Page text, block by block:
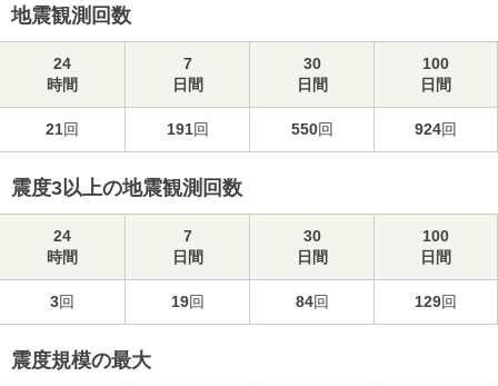
地震観測回数
24
時間
7
日間
30
日間
100
日間
21回 191回 550回 924回
震度3以上の地震観測回数
24
時間
7
日間
30
日間
100
日間
3回 19回 84回 129回
震度規模の最大